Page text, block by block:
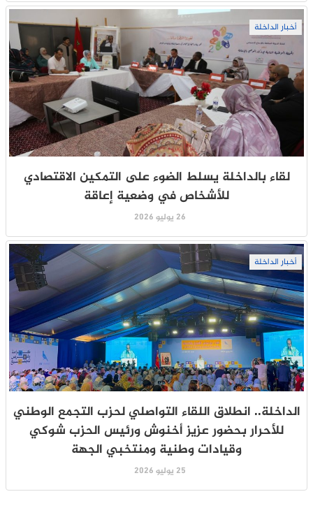
أخبار الداخلة
لقاء بالداخلة يسلط الضوء على التمكين الاقتصادي
للأشخاص في وضعية إعاقة
26 يوليو 2026
أخبار الداخلة
الداخلة.. انطلاق اللقاء التواصلي لحزب التجمع الوطني
للأحرار بحضور عزيز أخنوش ورئيس الحزب شوكي
وقيادات وطنية ومنتخبي الجهة
25 يوليو 2026